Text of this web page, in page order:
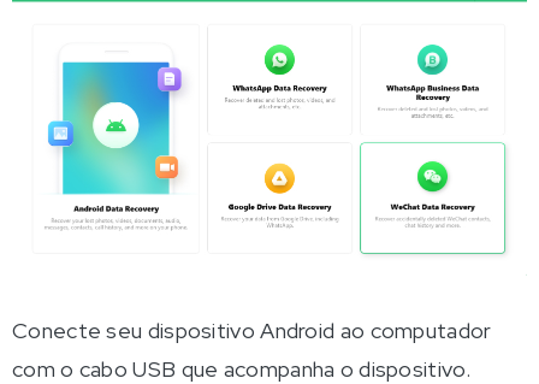
Conecte seu dispositivo Android ao computador
com o cabo USB que acompanha o dispositivo.